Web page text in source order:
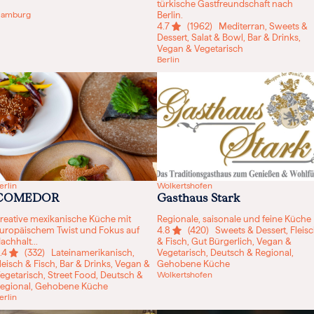
türkische Gastfreundschaft nach
Berlin.
4.7
(1962) Mediterran, Sweets &
Dessert, Salat & Bowl, Bar & Drinks,
Vegan & Vegetarisch
Berlin
mexikanische Küche mit
Twist und Fokus auf
(332) Lateinamerikanisch,
& Fisch, Bar & Drinks, Vegan &
Street Food, Deutsch &
Gehobene Küche
Wolkertshofen
Gasthaus Stark
Regionale, saisonale und feine Küche
4.8
(420) Sweets & Dessert,
& Fisch, Gut Bürgerlich, Vegan &
Vegetarisch, Deutsch & Regional,
Gehobene Küche
Wolkertshofen